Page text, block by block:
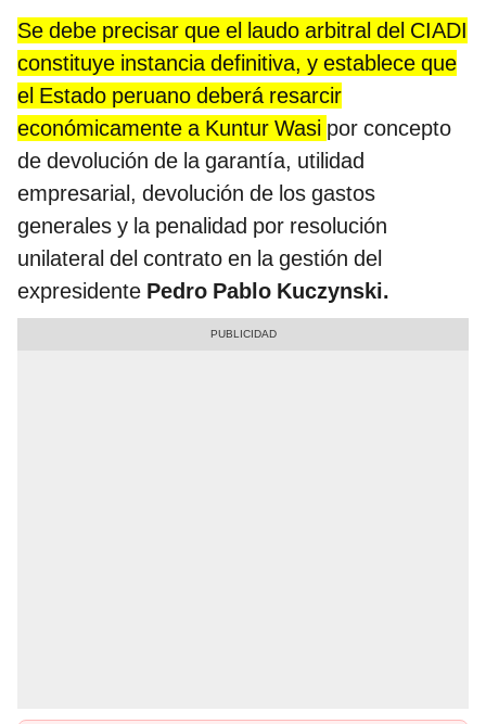
Se debe precisar que el laudo arbitral del CIADI
constituye instancia definitiva, y establece que
el Estado peruano deberá resarcir
económicamente a Kuntur Wasi por concepto
de devolución de la garantía, utilidad
empresarial, devolución de los gastos
generales y la penalidad por resolución
unilateral del contrato en la gestión del
expresidente Pedro Pablo Kuczynski.